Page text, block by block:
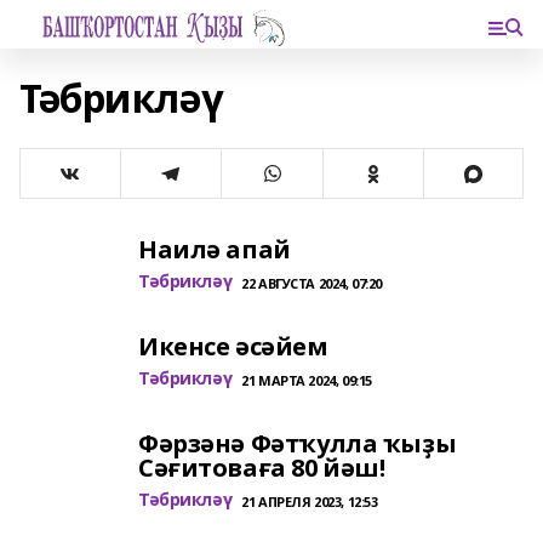
Тәбрикләү
Наилә апай
Тәбрикләү 22 АВГУСТА 2024, 07:20
Икенсе әсәйем
Тәбрикләү 21 МАРТА 2024, 09:15
Фәрзәнә Фәтҡулла ҡыҙы
Сәғитоваға 80 йәш!
Тәбрикләү 21 АПРЕЛЯ 2023, 12:53